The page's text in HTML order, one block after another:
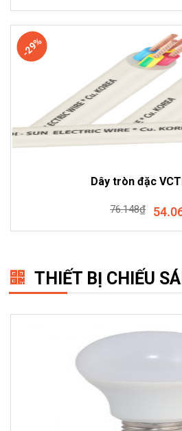
-29%
Dây tròn đặc
76.148₫
THIẾT BỊ CHIẾU